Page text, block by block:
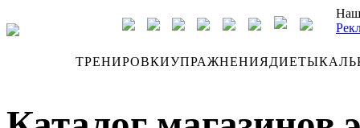
ТРЕНИРОВКИУПРАЖНЕНИЯДИЕТЫ